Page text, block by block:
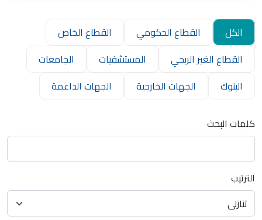
الكل القطاع الحكومي
القطاع الخاص
القطاع الغير الربحي
المستشفيات
الجامعات
البنوك
الجهات الخارجية الجهات الداعمة
كلمات البحث
الترتيب